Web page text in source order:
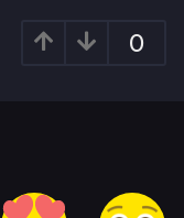
0